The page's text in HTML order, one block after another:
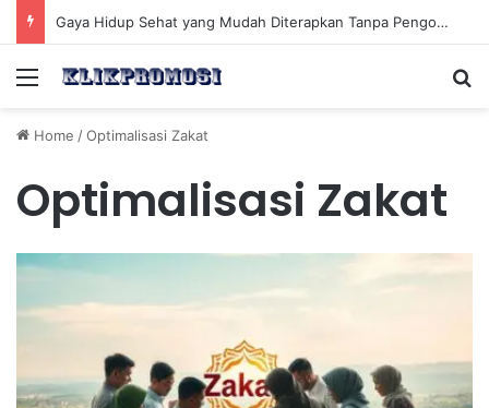
Gaya Hidup Sehat yang Mudah Diterapkan Tanpa Pengorbanan Ekstrem dan Konsisten
Menu
Home /Optimalisasi Zakat
Optimalisasi Zakat